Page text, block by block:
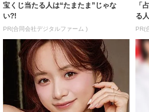
宝くじ当たる人は“たまたま”じゃな
い?!
PR(合同会社デジタルファーム )
「
る
PR(